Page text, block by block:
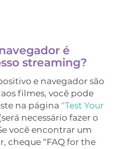
é
streaming?
e navegador são
filmes, você pode
na página “Test Your
necessário fazer o
você encontrar um
cheque “FAQ for the